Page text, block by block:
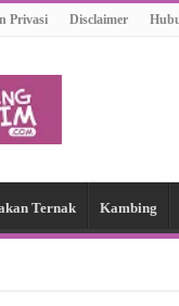
Privasi Disclaimer
Ternak Kambing